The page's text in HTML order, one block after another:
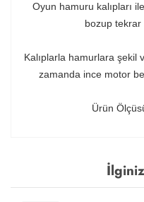
Oyun hamuru kalıpları
bozup tekrar
Kalıplarla hamurlara şekil
zamanda ince motor
Ürün